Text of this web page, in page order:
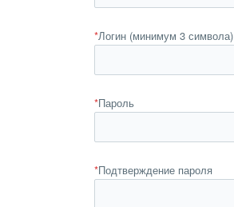
*Логин (минимум 3 символа)
*Пароль
*Подтверждение пароля